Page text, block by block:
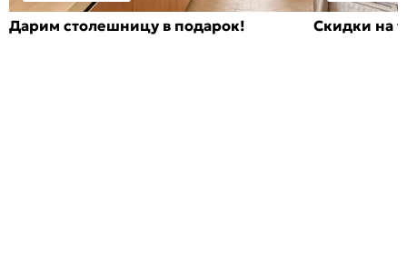
Дарим столешницу в подарок! Скидки на